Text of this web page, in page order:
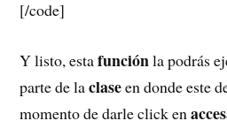
[/code]
Y listo, estafunciónla podrás
parte de laclaseen donde este
momento de darle click en